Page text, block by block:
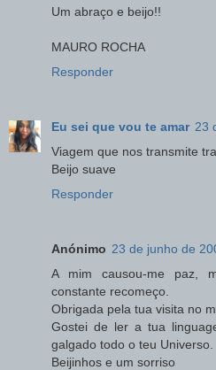
Um abraço e beijo!!
MAURO ROCHA
Responder
Eu sei que vou te amar 23
Viagem que nos transmite
Beijo suave
Responder
Anónimo 23 de junho de
A mim causou-me paz,
constante recomeço.
Obrigada pela tua visita no
Gostei de ler a tua
galgado todo o teu Universo.
Beijinhos e um sorriso